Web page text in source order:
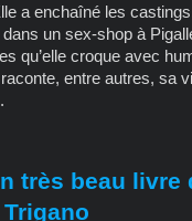
a enchaîné les
un sex-shop à
qu’elle croque avec
entre autres, sa
très beau livre
Trigano